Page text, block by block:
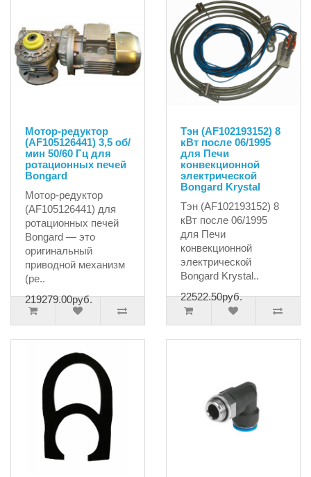
Мотор-редуктор
(AF105126441) 3,5 об/
мин 50/60 Гц для
ротационных печей
Bongard
Мотор-редуктор
(AF105126441) для
ротационных печей
Bongard — это
оригинальный
приводной механизм
(ре..
219279.00руб.
Тэн (AF102193152) 8
кВт после 06/1995
для Печи
конвекционной
электрической
Bongard Krystal
Тэн (AF102193152) 8
кВт после 06/1995
для Печи
конвекционной
электрической
Bongard Krystal..
22522.50руб.